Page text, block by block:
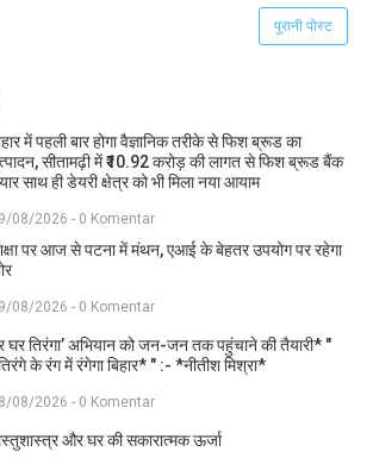
पुरानी पोस्ट
में पहली बार होगा वैज्ञानिक तरीके से फिश ब्रूड का
सीतामढ़ी में ₹10.92 करोड़ की लागत से फिश ब्रूड बैंक
साथ ही डेयरी क्षेत्र को भी मिला नया आयाम
08/2026 - 0 Komentar
पर आज से पटना में मंथन, एआई के बेहतर उपयोग पर रहेगा
08/2026 - 0 Komentar
घर तिरंगा’ अभियान को जन-जन तक पहुंचाने की तैयारी* "
के रंग में रंगेगा बिहार* " :- *नीतीश मिश्रा*
08/2026 - 0 Komentar
और घर की सकारात्मक ऊर्जा